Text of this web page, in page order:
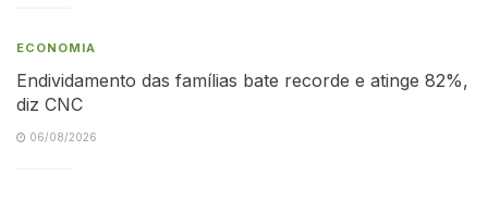
ECONOMIA
Endividamento das famílias bate recorde e atinge 82%,
diz CNC
06/08/2026